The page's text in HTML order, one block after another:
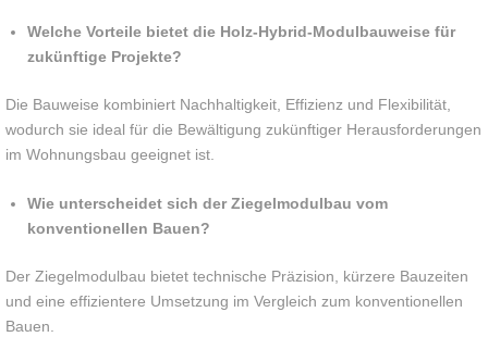
Welche Vorteile bietet die Holz-Hybrid-Modulbauweise für
zukünftige Projekte?
Die Bauweise kombiniert Nachhaltigkeit, Effizienz und Flexibilität,
wodurch sie ideal für die Bewältigung zukünftiger Herausforderungen
im Wohnungsbau geeignet ist.
Wie unterscheidet sich der Ziegelmodulbau vom
konventionellen Bauen?
Der Ziegelmodulbau bietet technische Präzision, kürzere Bauzeiten
und eine effizientere Umsetzung im Vergleich zum konventionellen
Bauen.